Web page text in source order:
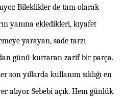
Bileklikler de tam olarak
yanına ekledikleri, kıyafet
yarayan, sade tarzı
günü kurtaran zarif bir parça.
son yıllarda kullanım sıklığı en
alıyor. Sebebi açık. Hem günlük